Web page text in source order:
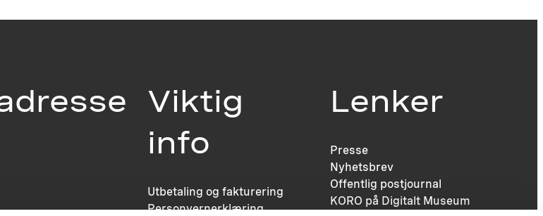
Viktig
info
Utbetaling og fakturering
Personvernerklæring
Lenker
Presse
Nyhetsbrev
Offentlig postjournal
KORO på Digitalt Museum